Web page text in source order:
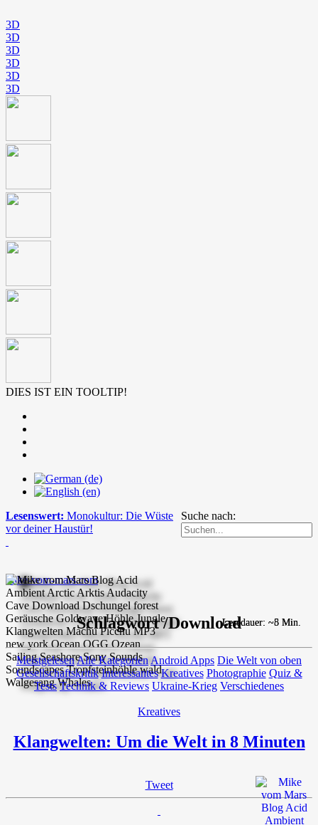
3D
3D
3D
3D
3D
3D
DIES IST EIN TOOLTIP!
Suche nach:
Lesenswert: Monokultur: Die Wüste
vor deiner Haustür!
mike-vom-mars.com
Schlagwort /Download
MeistgelesenAlle Kategorien Android Apps Die Welt von oben
Gesellschaftskritik Interessantes Kreatives Photographie Quiz &
Tests Technik & Reviews Ukraine-Krieg Verschiedenes
Kreatives
Klangwelten: Um die Welt in 8 Minuten
Tweet
Lesedauer: ~5 Min.
Lesedauer: ~8 Min.